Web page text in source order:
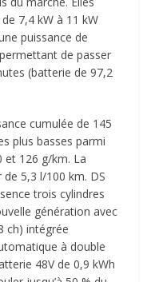
7,4 kW à 11 kW
puissance de
de passer
(batterie de 97,2
cumulée de 145
plus basses parmi
et 126 g/km. La
5,3 l/100 km. DS
trois cylindres
génération avec
ch) intégrée
à double
48V de 0,9 kWh